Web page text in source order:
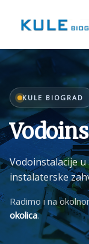
KULE BIOGRAD
Vodoinstalacije
instalaterske
Radimo i na
okolica.